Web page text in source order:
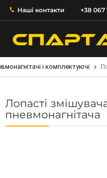
Наші контакти +38 067
і комплектуючі
Лопасті
пневмонагнітача